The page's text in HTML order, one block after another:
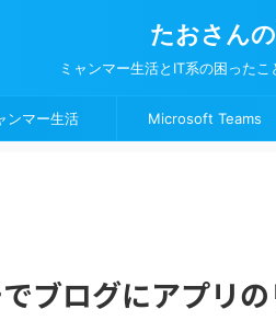
たおさん
ミャンマー生活とIT系の困った
ンマー生活 Microsoft Teams
ブログにアプリ